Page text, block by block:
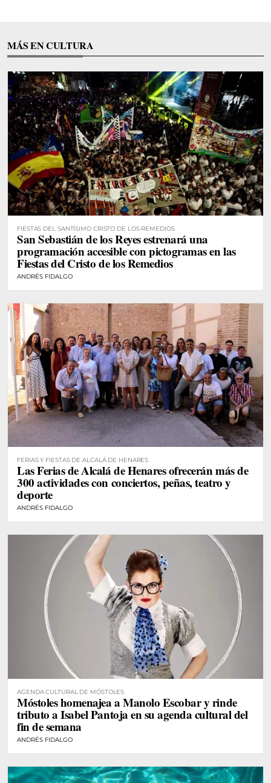
MÁS EN CULTURA
FIESTAS DEL SANTÍSIMO CRISTO DE LOS REMEDIOS
San Sebastián de los Reyes estrenará una
programación accesible con pictogramas en las
Fiestas del Cristo de los Remedios
ANDRÉS FIDALGO
FERIAS Y FIESTAS DE ALCALÁ DE HENARES
Las Ferias de Alcalá de Henares ofrecerán más de
300 actividades con conciertos, peñas, teatro y
deporte
ANDRÉS FIDALGO
AGENDA CULTURAL DE MÓSTOLES
Móstoles homenajea a Manolo Escobar y rinde
tributo a Isabel Pantoja en su agenda cultural del
fin de semana
ANDRÉS FIDALGO